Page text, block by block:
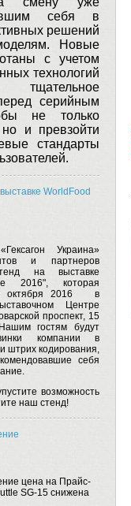
себя в
решений
Новые
с учетом
технологий
тщательное
серийным
не только
но и превзойти
стандарты
WorldFood
Украина»
и партнеров
на выставке
2016", которая
2016
в
Центре
проспект, 15
гостям будут
компании в
штрих кодирования,
себя
возможность
наш стенд!
цена на Прайс-
SG-15 снижена